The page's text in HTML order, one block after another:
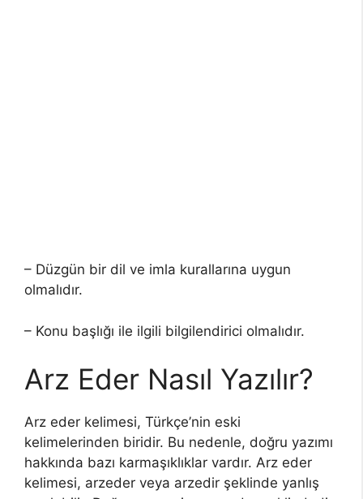
– Düzgün bir dil ve imla kurallarına uygun
olmalıdır.
– Konu başlığı ile ilgili bilgilendirici olmalıdır.
Arz Eder Nasıl Yazılır?
Arz eder kelimesi, Türkçe’nin eski
kelimelerinden biridir. Bu nedenle, doğru yazımı
hakkında bazı karmaşıklıklar vardır. Arz eder
kelimesi, arzeder veya arzedir şeklinde yanlış